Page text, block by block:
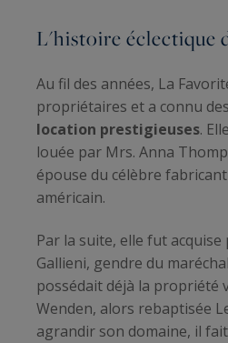
L'histoire éclectique
Au fil des années, La
propriétaires et a connu
location prestigieuses.
louée par Mrs. Anna
épouse du célèbre
américain.
Par la suite, elle fut acquise
Gallieni, gendre du
possédait déjà la propriété
Wenden, alors rebaptisée
agrandir son domaine, il